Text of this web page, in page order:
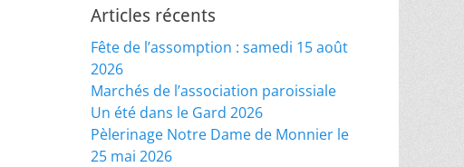
Articles récents
Fête de l’assomption : samedi 15 août
2026
Marchés de l’association paroissiale
Un été dans le Gard 2026
Pèlerinage Notre Dame de Monnier le
25 mai 2026